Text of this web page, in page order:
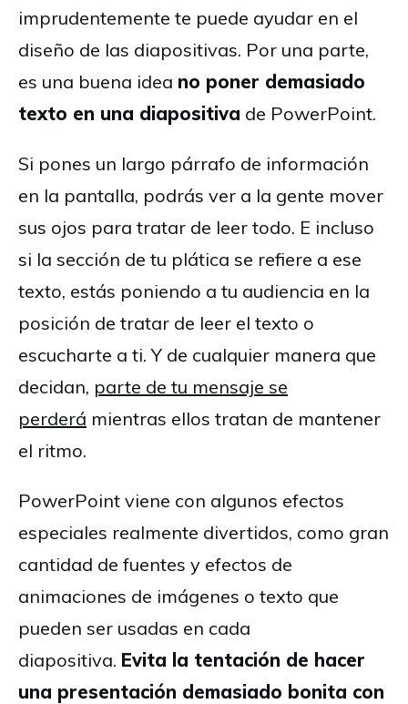
imprudentemente te puede ayudar en el
diseño de las diapositivas. Por una parte,
es una buena idea no poner demasiado
texto en una diapositiva de PowerPoint.
Si pones un largo párrafo de información
en la pantalla, podrás ver a la gente mover
sus ojos para tratar de leer todo. E incluso
si la sección de tu plática se refiere a ese
texto, estás poniendo a tu audiencia en la
posición de tratar de leer el texto o
escucharte a ti. Y de cualquier manera que
decidan, parte de tu mensaje se
perderá mientras ellos tratan de mantener
el ritmo.
PowerPoint viene con algunos efectos
especiales realmente divertidos, como gran
cantidad de fuentes y efectos de
animaciones de imágenes o texto que
pueden ser usadas en cada
diapositiva. Evita la tentación de hacer
una presentación demasiado bonita con